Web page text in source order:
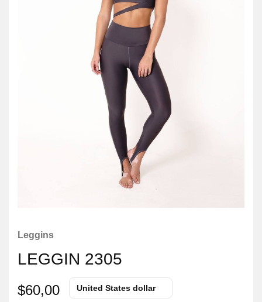
Leggins
LEGGIN 2305
$60,00 United States dollar